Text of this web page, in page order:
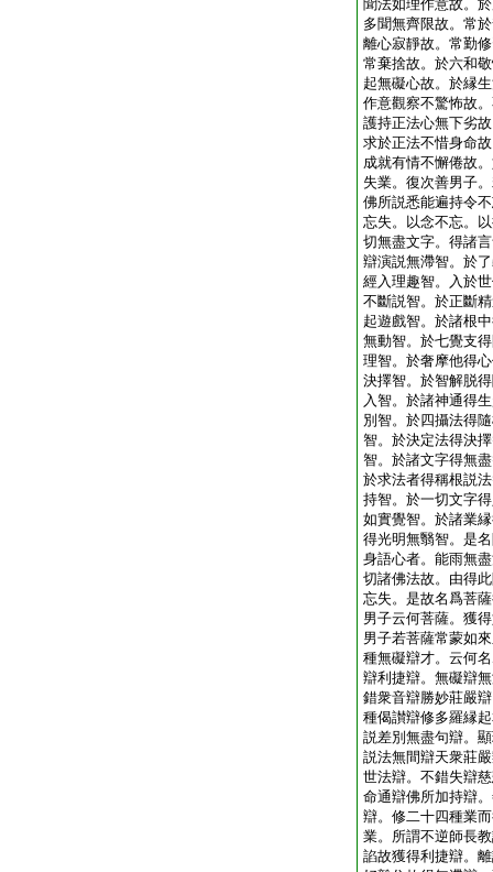
聞法如理作意故。
多聞無齊限故。常
離心寂靜故。常勤
常棄捨故。於六和
起無礙心故。於縁
作意觀察不驚怖故
護持正法心無下劣
求於正法不惜身命
成就有情不懈倦故
失業。復次善男子
佛所説悉能遍持令
忘失。以念不忘。
切無盡文字。得諸
辯演説無滯智。於
經入理趣智。入於
不斷説智。於正斷
起遊戲智。於諸根
無動智。於七覺支
理智。於奢摩他得
決擇智。於智解脱
入智。於諸神通得
別智。於四攝法得
智。於決定法得決
智。於諸文字得無
於求法者得稱根説
持智。於一切文字
如實覺智。於諸業
得光明無翳智。是
身語心者。能雨無
切諸佛法故。由得
忘失。是故名爲菩
男子云何菩薩。獲
男子若菩薩常蒙如
種無礙辯才。云何
辯利捷辯。無礙辯
錯衆音辯勝妙莊嚴
種偈讃辯修多羅縁
説差別無盡句辯。
説法無間辯天衆莊
世法辯。不錯失辯
命通辯佛所加持辯
辯。修二十四種業
業。所謂不逆師長
諂故獲得利捷辯。